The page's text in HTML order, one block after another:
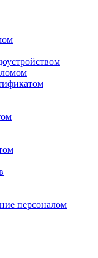
персоналом